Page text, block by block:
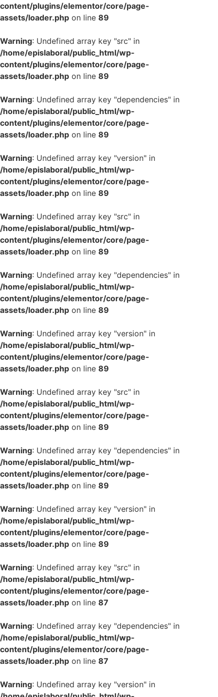
content/plugins/elementor/core/page-
assets/loader.php on line 89
Warning: Undefined array key "src" in
/home/epislaboral/public_html/wp-
content/plugins/elementor/core/page-
assets/loader.php on line 89
Warning: Undefined array key "dependencies" in
/home/epislaboral/public_html/wp-
content/plugins/elementor/core/page-
assets/loader.php on line 89
Warning: Undefined array key "version" in
/home/epislaboral/public_html/wp-
content/plugins/elementor/core/page-
assets/loader.php on line 89
Warning: Undefined array key "src" in
/home/epislaboral/public_html/wp-
content/plugins/elementor/core/page-
assets/loader.php on line 89
Warning: Undefined array key "dependencies" in
/home/epislaboral/public_html/wp-
content/plugins/elementor/core/page-
assets/loader.php on line 89
Warning: Undefined array key "version" in
/home/epislaboral/public_html/wp-
content/plugins/elementor/core/page-
assets/loader.php on line 89
Warning: Undefined array key "src" in
/home/epislaboral/public_html/wp-
content/plugins/elementor/core/page-
assets/loader.php on line 89
Warning: Undefined array key "dependencies" in
/home/epislaboral/public_html/wp-
content/plugins/elementor/core/page-
assets/loader.php on line 89
Warning: Undefined array key "version" in
/home/epislaboral/public_html/wp-
content/plugins/elementor/core/page-
assets/loader.php on line 89
Warning: Undefined array key "src" in
/home/epislaboral/public_html/wp-
content/plugins/elementor/core/page-
assets/loader.php on line 87
Warning: Undefined array key "dependencies" in
/home/epislaboral/public_html/wp-
content/plugins/elementor/core/page-
assets/loader.php on line 87
Warning: Undefined array key "version" in